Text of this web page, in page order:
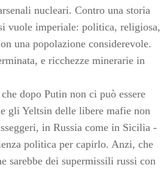
nucleari. Contro una storia
vuole imperiale: politica, religiosa,
una popolazione considerevole.
e ricchezze minerarie in
dopo Putin non ci può essere
gli Yeltsin delle libere mafie non
in Russia come in Sicilia -
politica per capirlo. Anzi, che
sarebbe dei supermissili russi con